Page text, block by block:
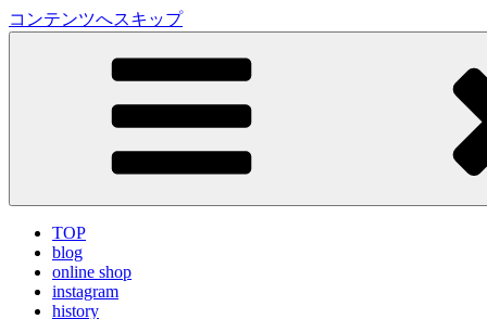
コンテンツへスキップ
LA VILLA ROUGE Blog
TOP
blog
online shop
instagram
history